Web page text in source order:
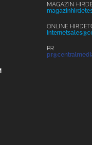
MAGAZIN
ONLINE
PR